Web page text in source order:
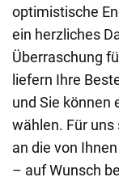
optimistische
ein herzliches
Überraschung
liefern Ihre
und Sie können
wählen. Für
an die von
– auf Wunsch